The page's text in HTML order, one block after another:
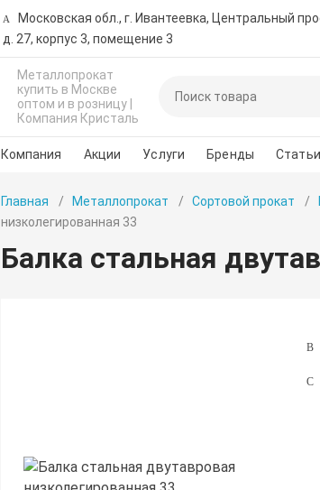
Московская обл., г. Ивантеевка, Центральный
д. 27, корпус 3, помещение 3
Металлопрокат
купить в Москве
оптом и в розницу |
Компания Кристаль
Компания Акции Услуги Бренды Статьи
Главная Металлопрокат Сортовой прокат
низколегированная 33
Балка стальная